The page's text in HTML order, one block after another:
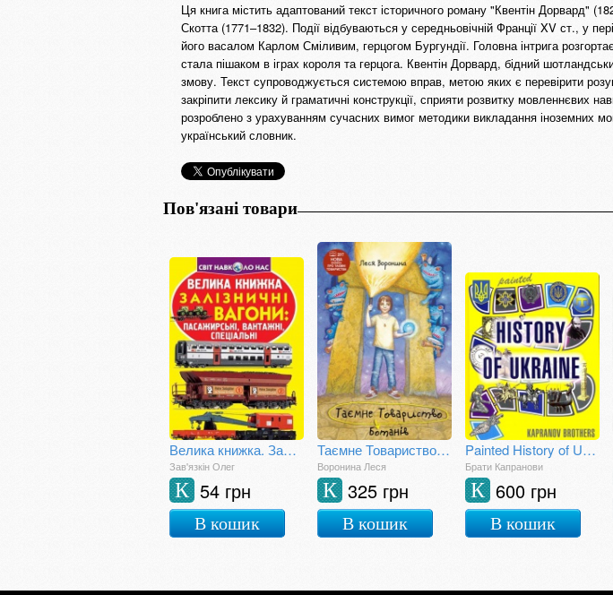
Ця книга містить адаптований текст історичного роману "Квентін Дорвард"
Скотта (1771–1832). Події відбуваються у середньовічній Франції XV ст., у
його васалом Карлом Сміливим, герцогом Бургундії. Головна інтрига
стала пішаком в іграх короля та герцога. Квентін Дорвард, бідний
змову. Текст супроводжується системою вправ, метою яких є перевірити
закріпити лексику й граматичні конструкції, сприяти розвитку мовленнєвих
розроблено з урахуванням сучасних вимог методики викладання іноземних
український словник.
Пов'язані товари
Велика книжка. Залізничні вагони: пасажирські, вантажні, спеціальні
Зав'язкін Олег
54 грн
К
В кошик
Таємне Товариство Ботанів, або Екстрим на горі Підстава
Воронина Леся
325 грн
К
В кошик
Painted History of Ukraine
Брати Капранови
600 грн
К
В кошик